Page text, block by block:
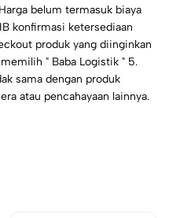
belum termasuk biaya
konfirmasi ketersediaan
produk yang diinginkan
" Baba Logistik " 5.
sama dengan produk
atau pencahayaan lainnya.